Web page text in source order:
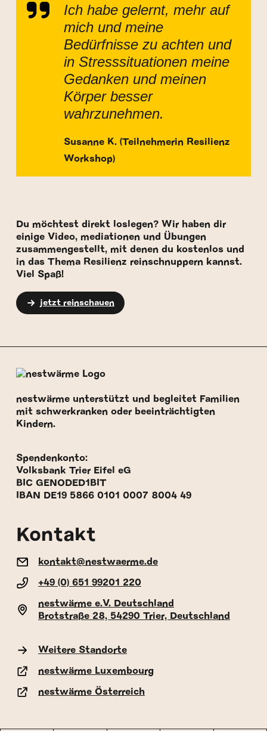
Ich habe gelernt, mehr auf
mich und meine
Bedürfnisse zu achten und
in Stresssituationen meine
Gedanken und meinen
Körper besser
wahrzunehmen.
Susanne K. (Teilnehmerin Resilienz
Workshop)
Du möchtest direkt loslegen? Wir haben dir
einige Video, mediationen und Übungen
zusammengestellt, mit denen du kostenlos und
in das Thema Resilienz reinschnuppern kannst.
Viel Spaß!
jetzt reinschauen
nestwärme unterstützt und begleitet Familien
mit schwerkranken oder beeinträchtigten
Kindern.
Spendenkonto:
Volksbank Trier Eifel eG
BIC GENODED1BIT
IBAN DE19 5866 0101 0007 8004 49
Kontakt
kontakt@nestwaerme.de
+49 (0) 651 99201 220
nestwärme e.V. Deutschland
Brotstraße 28, 54290 Trier, Deutschland
Weitere Standorte
nestwärme Luxembourg
nestwärme Österreich